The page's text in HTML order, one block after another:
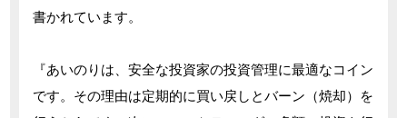
書かれています。
『あいのりは、安全な投資家の投資管理に最適なコイン
です。その理由は定期的に買い戻しとバーン（焼却）を